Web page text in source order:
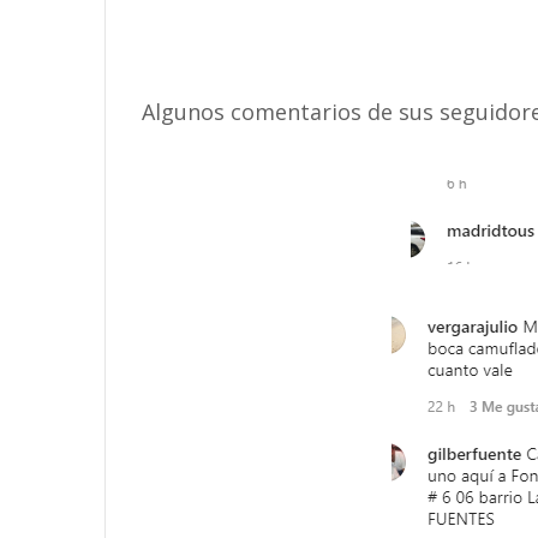
Algunos comentarios de sus